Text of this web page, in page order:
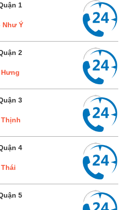
1
Như Ý
2
Hưng
3
Thịnh
4
5